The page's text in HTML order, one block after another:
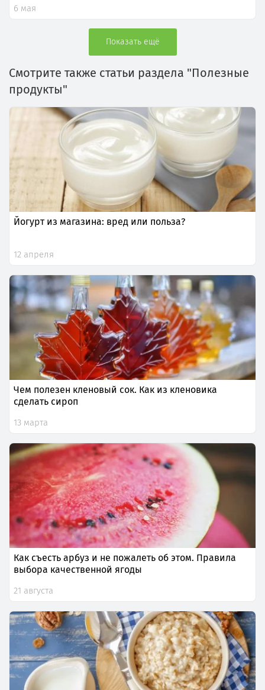
6 мая
Показать ещё
Смотрите также статьи раздела "Полезные
продукты"
Йогурт из магазина: вред или польза?
12 апреля
Чем полезен кленовый сок. Как из кленовика
сделать сироп
13 марта
Как съесть арбуз и не пожалеть об этом. Правила
выбора качественной ягоды
21 августа